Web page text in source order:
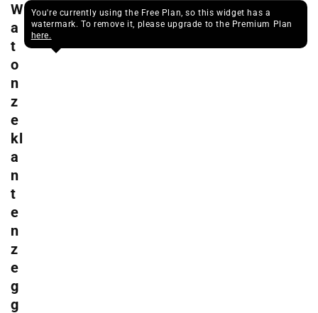
W
a
t
o
n
z
e
kl
a
n
t
e
n
z
e
g
g
You're currently using the Free Plan, so this widget has a
watermark. To remove it, please upgrade to the Premium Plan
here.